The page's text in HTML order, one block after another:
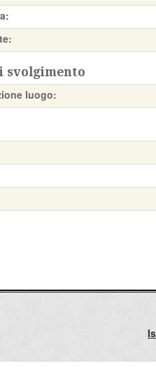
svolgimento
luogo: